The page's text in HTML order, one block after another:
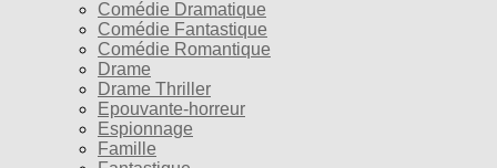
Comédie Dramatique
Comédie Fantastique
Comédie Romantique
Drame
Drame Thriller
Epouvante-horreur
Espionnage
Famille